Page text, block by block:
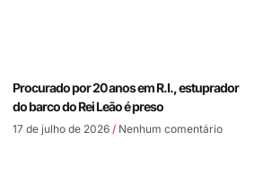
Procurado por 20 anos em R.I., estuprador
do barco do Rei Leão é preso
17 de julho de 2026 Nenhum comentário